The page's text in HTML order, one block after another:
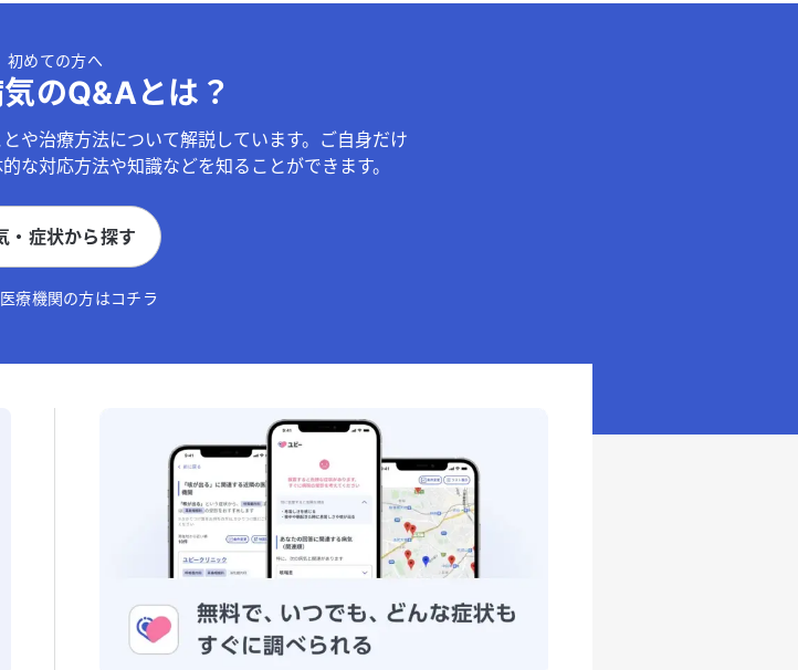
初めての方へ
のQ&Aとは？
や治療方法について解説しています。ご自身だけ
な対応方法や知識などを知ることができます。
・症状から探す
療機関の方はコチラ